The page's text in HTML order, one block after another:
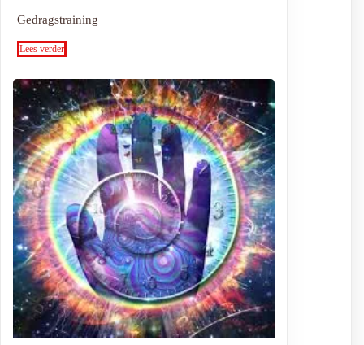
Gedragstraining
Lees verder